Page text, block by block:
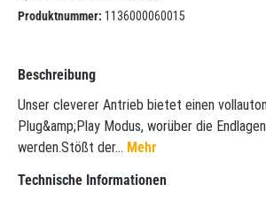
Produktnummer: 1136000060015
Beschreibung
Unser cleverer Antrieb bietet einen
Plug&amp;Play Modus, worüber die
werden.Stößt der… Mehr
Technische Informationen